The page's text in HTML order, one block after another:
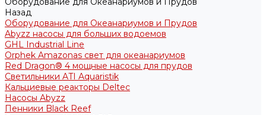
Назад
Оборудование для Океанариумов и Прудов
Abyzz насосы для больших водоемов
GHL Industrial Line
Orphek Amazonas свет для океанариумов
Red Dragon® 4 мощные насосы для прудов
Светильники ATI Aquaristik
Кальциевые реакторы Deltec
Насосы Abyzz
Пенники Black Reef